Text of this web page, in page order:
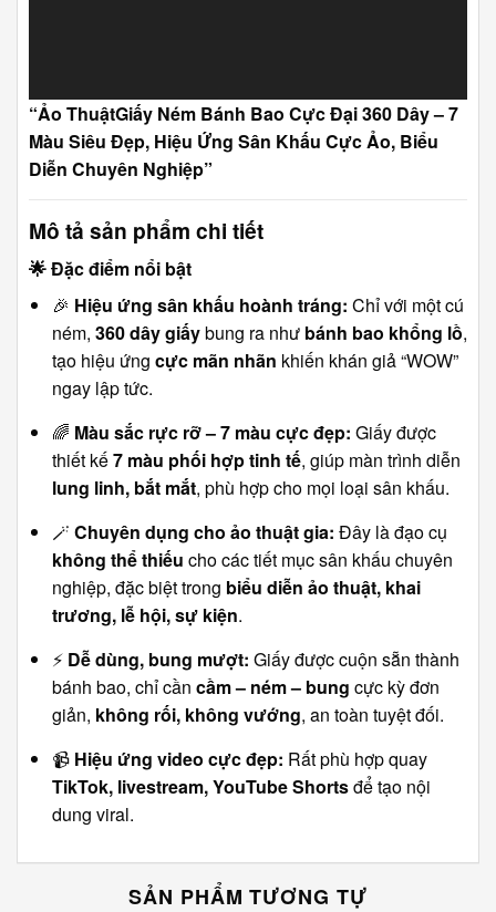
“Ảo ThuậtGiấy Ném Bánh Bao Cực Đại 360 Dây – 7
Màu Siêu Đẹp, Hiệu Ứng Sân Khấu Cực Ảo, Biểu
Diễn Chuyên Nghiệp”
Mô tả sản phẩm chi tiết
🌟Đặc điểm nổi bật
🎉 Hiệu ứng sân khấu hoành tráng: Chỉ với một cú
ném, 360 dây giấybung ra như bánh bao khổng lồ,
tạo hiệu ứng cực mãn nhãn khiến khán giả “WOW”
ngay lập tức.
🌈 Màu sắc rực rỡ – 7 màu cực đẹp: Giấy được
thiết kế7 màu phối hợp tinh tế, giúp màn trình diễn
lung linh, bắt mắt, phù hợp cho mọi loại sân khấu.
🪄 Chuyên dụng cho ảo thuật gia: Đây là đạo cụ
không thể thiếu cho các tiết mục sân khấu chuyên
nghiệp, đặc biệt trong biểu diễn ảo thuật, khai
trương, lễ hội, sự kiện.
⚡ Dễ dùng, bung mượt: Giấy được cuộn sẵn thành
bánh bao, chỉ cần cầm – ném – bung cực kỳ đơn
giản, không rối, không vướng, an toàn tuyệt đối.
📹 Hiệu ứng video cực đẹp: Rất phù hợp quay
TikTok, livestream, YouTube Shortsđể tạo nội
dung viral.
SẢN PHẨM TƯƠNG TỰ